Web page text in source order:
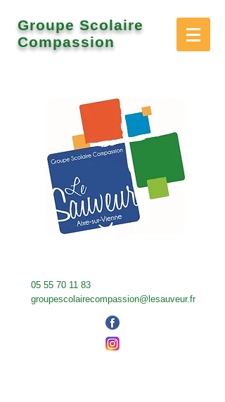
Groupe Scolaire
Compassion
05 55 70 11 83
groupescolairecompassion@lesauveur.fr